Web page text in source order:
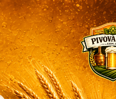
Skip
to
content
Skip
to
left
sidebar
Skip
to
right
sidebar
Skip
to
footer